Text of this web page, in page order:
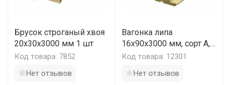
Брусок строганый хвоя
20x30x3000 мм 1 шт
Код товара: 7852
Нет отзывов
Вагонка липа
16х90х3000 мм, сорт А,
1 м2
Код товара: 12301
Нет отзывов